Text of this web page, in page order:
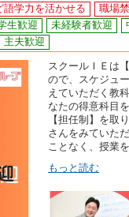
語学力を活かせる 職場
生歓迎 未経験者歓迎
主夫歓迎
スクールＩＥは
ので、スケジュ
えていただく教
なたの得意科目
【担任制】を取
さんをみていた
ことなく、授業
もっと読む